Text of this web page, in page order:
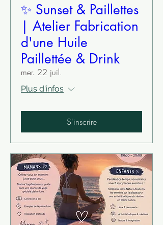
✨ Sunset & Paillettes
| Atelier Fabrication
d'une Huile
Paillettée & Drink
mer. 22 juil.
Plus d'infos
S'inscrire